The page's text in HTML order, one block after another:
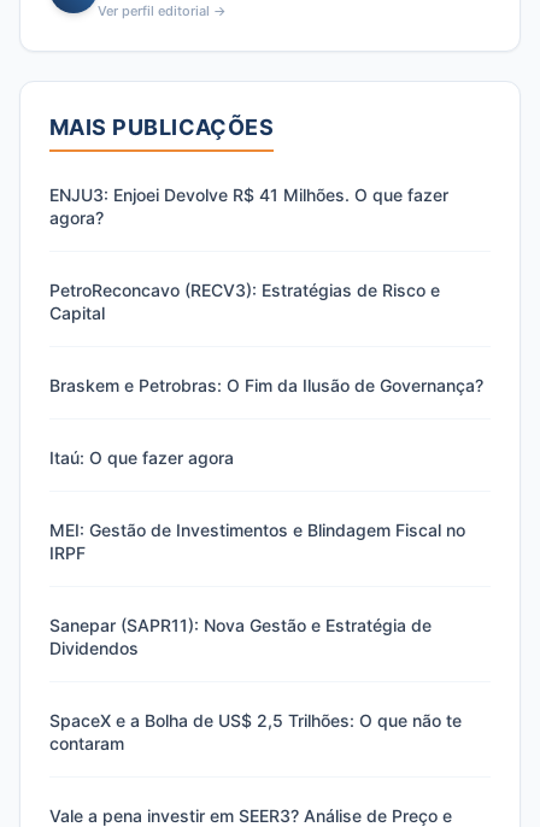
Ver perfil editorial →
MAIS PUBLICAÇÕES
ENJU3: Enjoei Devolve R$ 41 Milhões. O que fazer
agora?
PetroReconcavo (RECV3): Estratégias de Risco e
Capital
Braskem e Petrobras: O Fim da Ilusão de Governança?
Itaú: O que fazer agora
MEI: Gestão de Investimentos e Blindagem Fiscal no
IRPF
Sanepar (SAPR11): Nova Gestão e Estratégia de
Dividendos
SpaceX e a Bolha de US$ 2,5 Trilhões: O que não te
contaram
Vale a pena investir em SEER3? Análise de Preço e